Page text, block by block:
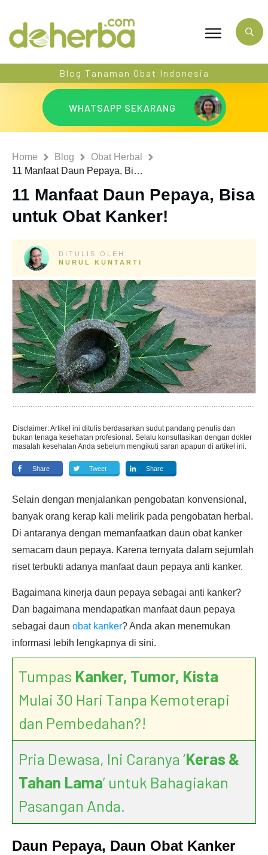
Blog Tanaman Obat Indonesia
WHATSAPP SEKARANG
Home Blog
Obat Herbal
11 Manfaat Daun Pepaya, Bisa untuk Obat Kanker!
11 Manfaat Daun Pepaya, Bisa
untuk Obat Kanker!
DITULIS OLEH:
NURUL KUNTARTI
Disclaimer: Artikel ini ditulis berdasarkan sudut pandang penulis dan
bukan tenaga kesehatan profesional. Selalu konsultasikan dengan dokter
masalah kesehatan Anda sebelum mengikuti saran apapun di artikel ini.
Share Tweet Share
Selain dengan menjalankan pengobatan konvensional,
banyak orang kerap kali melirik pada pengobatan herbal.
Di antaranya dengan memanfaatkan daun obat kanker
semacam daun pepaya. Karena ternyata dalam sejumlah
riset terbukti adanya manfaat daun pepaya anti kanker.
Bagaimana kinerja daun pepaya sebagai anti kanker?
Dan bagaimana mendapatkan manfaat daun pepaya
sebagai daun obat kanker? Anda akan menemukan
informasi lebih lengkapnya di sini.
Tumpas Kanker, Tumor, Kista
Mulai 30 Hari Tanpa Kemoterapi
dan Pembedahan?!
Pria Dewasa, Ini Caranya ‘Keras &
Tahan Lama’ untuk Bahagiakan
Pasangan Anda.
Daun Pepaya, Daun Obat Kanker